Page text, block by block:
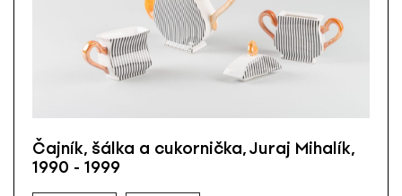
Čajník, šálka a cukornička, Juraj Mihalík,
1990 - 1999